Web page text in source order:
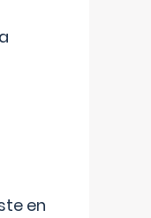
en